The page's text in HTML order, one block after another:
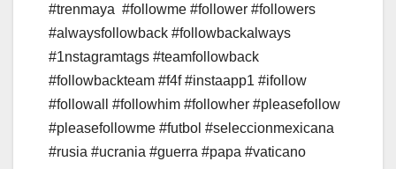
#trenmaya #followme #follower #followers
#alwaysfollowback #followbackalways
#1nstagramtags #teamfollowback
#followbackteam #f4f #instaapp1 #ifollow
#followall #followhim #followher #pleasefollow
#pleasefollowme #futbol #seleccionmexicana
#rusia #ucrania #guerra #papa #vaticano